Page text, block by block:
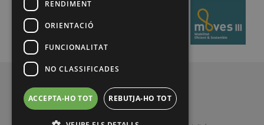
RENDIMENT
ORIENTACIÓ
FUNCIONALITAT
NO CLASSIFICADES
ACCEPTA-HO TOT REBUTJA-HO TOT